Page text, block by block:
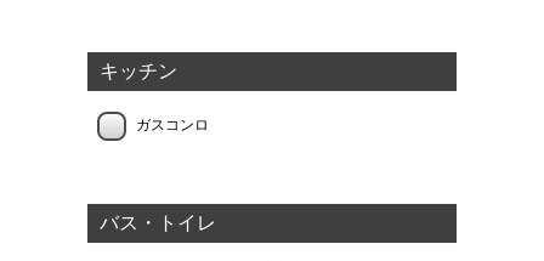
キッチン
ガスコンロ
バス・トイレ